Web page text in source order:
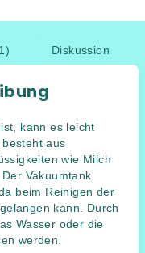
Diskussion
kann es leicht
aus
wie Milch
Vakuumtank
beim Reinigen der
kann. Durch
Wasser oder die
werden.